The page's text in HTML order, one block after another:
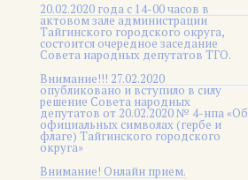
20.02.2020 года с 14-00 часов в
актовом зале администрации
Тайгинского городского округа,
состоится очередное заседание
Совета народных депутатов ТГО.
Внимание!!! 27.02.2020
опубликовано и вступило в силу
решение Совета народных
депутатов от 20.02.2020 № 4-нпа «Об
официальных символах (гербе и
флаге) Тайгинского городского
округа»
Внимание! Онлайн прием.